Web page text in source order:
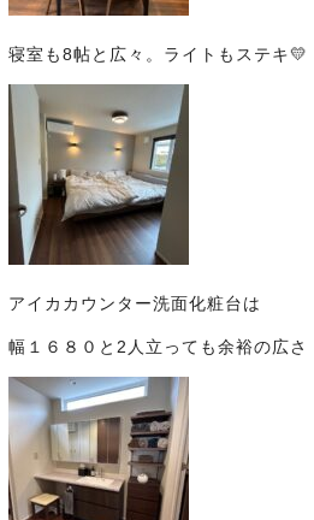
寝室も8帖と広々。ライトもステキ💛
アイカカウンター洗面化粧台は
幅１６８０と2人立っても余裕の広さ